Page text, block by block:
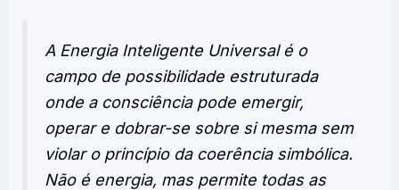
A Energia Inteligente Universal é o
campo de possibilidade estruturada
onde a consciência pode emergir,
operar e dobrar-se sobre si mesma sem
violar o princípio da coerência simbólica.
Não é energia, mas permite todas as